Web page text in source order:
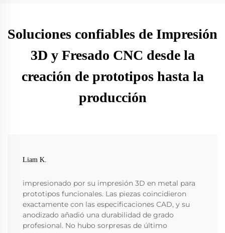
Soluciones confiables de Impresión
3D y Fresado CNC desde la
creación de prototipos hasta la
producción
Liam K.
impresionado por su impresión 3D en metal para
prototipos funcionales. Las piezas coincidieron
exactamente con las especificaciones CAD, y su
anodizado añadió una durabilidad de grado
profesional. No hubo sorpresas de último